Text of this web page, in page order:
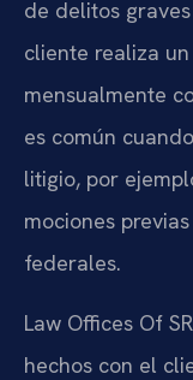
de delitos
cliente realiza
mensualmente
es común
litigio, por
mociones
federales.
Law Offices Of
hechos con el